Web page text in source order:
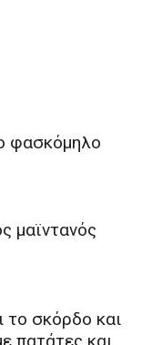
φασκόμηλο
μαϊντανός
το σκόρδο και